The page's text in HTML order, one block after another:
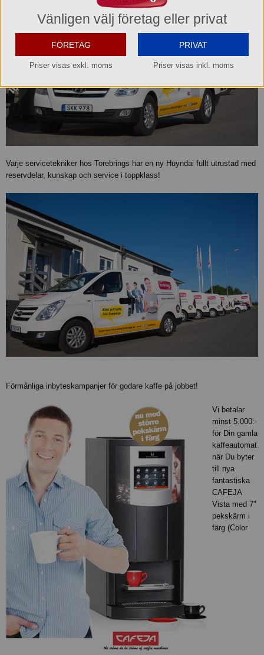
Varje servicetekniker hos Torebrings har en ny Huyndai fullt utrustad med
reservdelar, kunskap och service i toppklass!
Förmånliga inbyteskampanjer för godare kaffe på jobbet!
Vi betalar
minst 5.000:-
för Din gamla
kaffeautomat
när Du byter
till nya
fantastiska
CAFEJA
Vista med 7"
pekskärm i
färg (Color
Vänligen välj företag eller privat
FÖRETAG
Priser visas exkl. moms
PRIVAT
Priser visas inkl. moms